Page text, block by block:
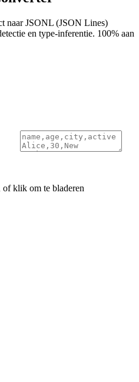
naar JSONL (JSON Lines)
en type-inferentie. 100% aan
of klik om te bladeren